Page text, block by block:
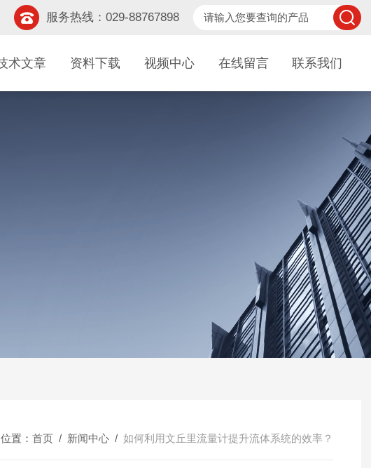
服务热线：029-88767898
术文章 资料下载 视频中心 在线留言 联系我们
置： 首页 / 新闻中心 / 如何利用文丘里流量计提升流体系统的效率？